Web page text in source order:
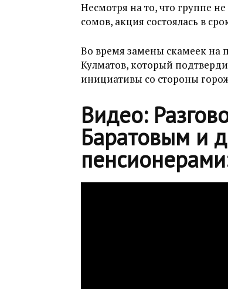
Несмотря на то, что группе
сомов, акция состоялась в
Во время замены скамеек
Кулматов, который
инициативы со стороны
Видео:
Баратовым и